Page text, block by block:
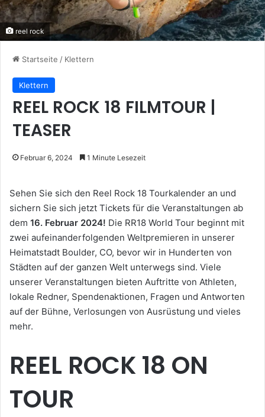
reel rock
Startseite / Klettern
Klettern
REEL ROCK 18 FILMTOUR |
TEASER
Februar 6, 2024 1 Minute Lesezeit
Sehen Sie sich den Reel Rock 18 Tourkalender an und
sichern Sie sich jetzt Tickets für die Veranstaltungen ab
dem 16. Februar 2024! Die RR18 World Tour beginnt mit
zwei aufeinanderfolgenden Weltpremieren in unserer
Heimatstadt Boulder, CO, bevor wir in Hunderten von
Städten auf der ganzen Welt unterwegs sind. Viele
unserer Veranstaltungen bieten Auftritte von Athleten,
lokale Redner, Spendenaktionen, Fragen und Antworten
auf der Bühne, Verlosungen von Ausrüstung und vieles
mehr.
REEL ROCK 18 ON
TOUR